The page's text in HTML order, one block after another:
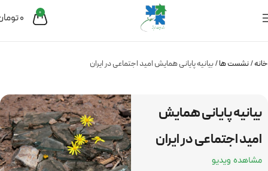
0
0
خانه نشست ها بیانیه پایانی همایش امید اجتماعی در ایران
بیانیه پایانی همایش
امید اجتماعی در ایران
مشاهده ویدیو